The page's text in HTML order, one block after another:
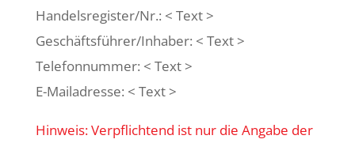
Handelsregister/Nr.: < Text >
Geschäftsführer/Inhaber: < Text >
Telefonnummer: < Text >
E-Mailadresse: < Text >
Hinweis: Verpflichtend ist nur die Angabe der